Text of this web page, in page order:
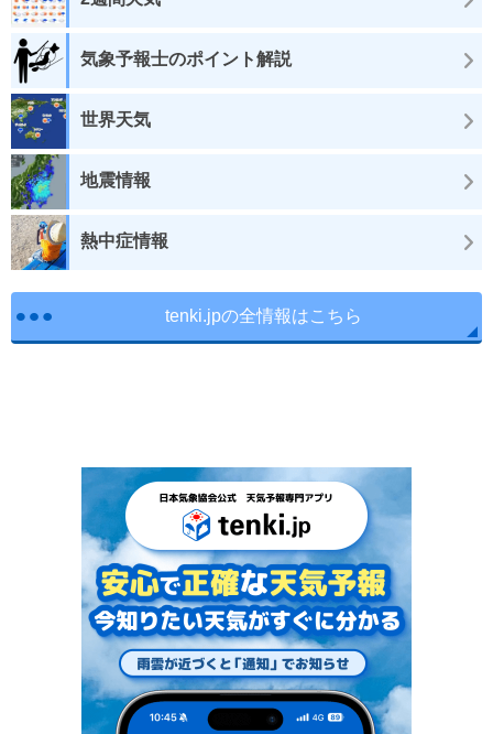
気象予報士のポイント解説
世界天気
地震情報
熱中症情報
tenki.jpの全情報はこちら